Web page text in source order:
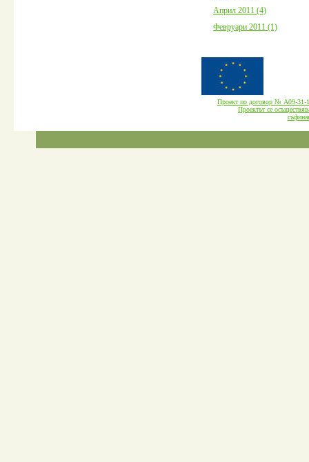
Април 2011 (4)
Февруари 2011 (1)
Проект по договор № А09-
Проектът се